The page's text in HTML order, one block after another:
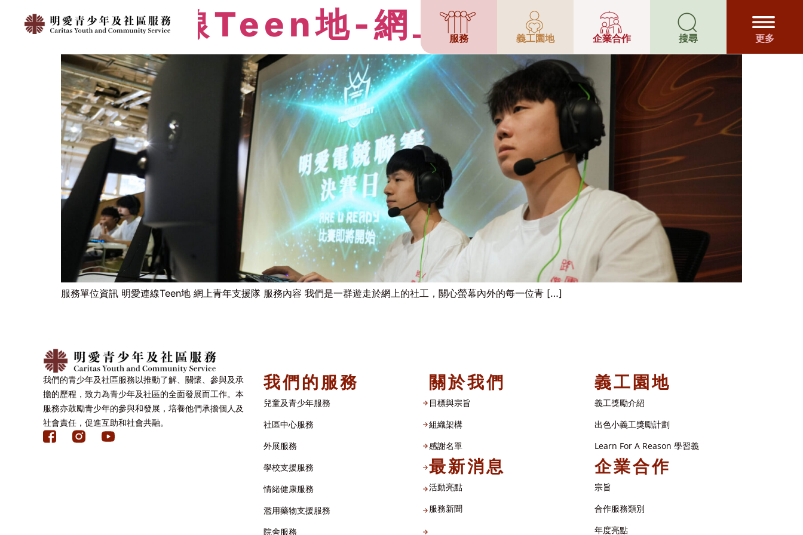
服務 義工園地 企業合作 搜尋 更多
明愛連線Teen地-網上青年支援隊
服務單位資訊 明愛連線Teen地 網上青年支援隊 服務內容 我們是一群遊走於網上的社工，關心螢幕內外的每一位青 […]
我們的青少年及社區服務以推動了解、關懷、參與及承
擔的歷程，致力為青少年及社區的全面發展而工作。本
服務亦鼓勵青少年的參與和發展，培養他們承擔個人及
社會責任，促進互助和社會共融。
我們的服務
兒童及青少年服務
社區中心服務
外展服務
學校支援服務
情緒健康服務
濫用藥物支援服務
院舍服務
關於我們
目標與宗旨
組織架構​
感謝名單​
最新消息
活動亮點
服務新聞
義工園地
義工獎勵介紹
出色小義工獎勵計劃
Learn For A Reason 學習義
企業合作
宗旨
合作服務類別
年度亮點